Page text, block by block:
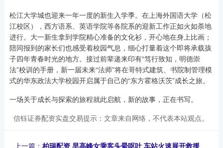
松江大学城也迎来一年一度的新生入学季。在上海外国语大学（松
江校区），西方语系、英语学院等各院系的迎新工作正如火如荼地
进行。大一新生拿到学院精心准备的文化衫，开心地在身上比画；
陪同报到的家长们也感受着校园气息，细心打量着这个即将承载孩
子四年青春时光的地方。接过前辈递来印有“笃行致知，明德崇
法”校训的手册，新一届未来“法师”将在哥特式建筑、书院制管理模
式的华东政法大学校园开启属于自己的“东方霍格沃茨”成长之旅。
一场关于成长与探索的旅程就此启航，新的故事，正在书写。
信钰证券配资实盘交易提示：文章来自网络，不代表本站观点。
上一篇： 柏瑞配资 早高峰女乘客头晕呕吐 车站火速展开救援